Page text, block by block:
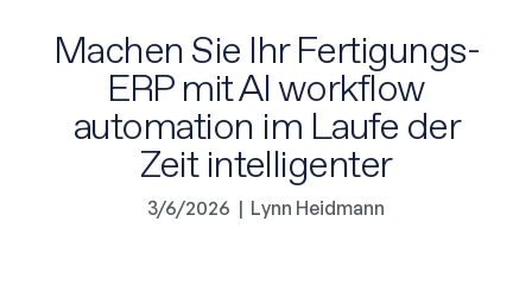
Machen Sie Ihr Fertigungs-
ERP mit AI workflow
automation im Laufe der
Zeit intelligenter
3/6/2026 | Lynn Heidmann